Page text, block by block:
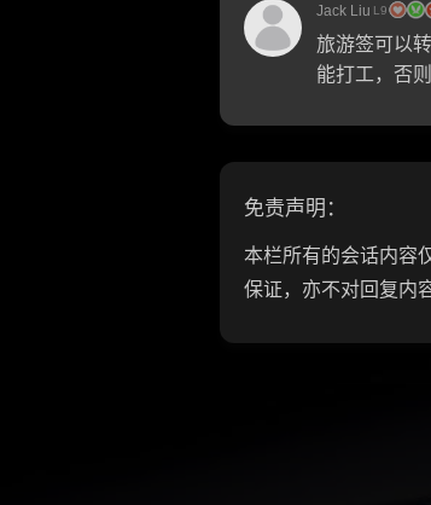
Jack Liu L9
旅游签可以
能打工，否
免责声明：
本栏所有的会话内容
保证，亦不对回复内